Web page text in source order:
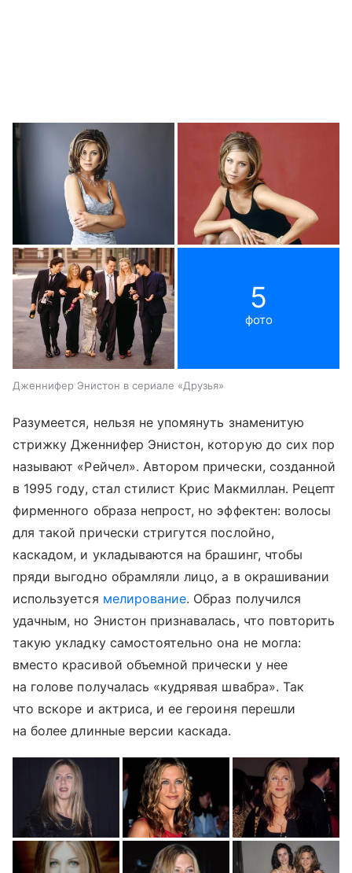
5
фото
Дженнифер Энистон в сериале «Друзья»
Разумеется, нельзя не упомянуть знаменитую
стрижку Дженнифер Энистон, которую до сих пор
называют «Рейчел». Автором прически, созданной
в 1995 году, стал стилист Крис Макмиллан. Рецепт
фирменного образа непрост, но эффектен: волосы
для такой прически стригутся послойно,
каскадом, и укладываются на брашинг, чтобы
пряди выгодно обрамляли лицо, а в окрашивании
используется мелирование. Образ получился
удачным, но Энистон признавалась, что повторить
такую укладку самостоятельно она не могла:
вместо красивой объемной прически у нее
на голове получалась «кудрявая швабра». Так
что вскоре и актриса, и ее героиня перешли
на более длинные версии каскада.